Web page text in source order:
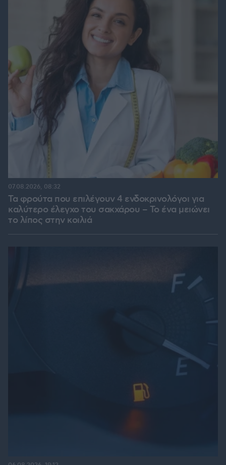
Τα φρούτα που επιλέγουν 4 ενδοκρινολόγοι για
καλύτερο έλεγχο του σακχάρου – Το ένα μειώνει
το λίπος στην κοιλιά
07.08.2026, 08:32